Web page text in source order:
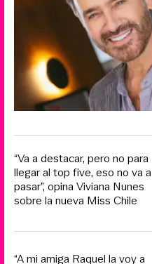
“Va a destacar, pero no para
llegar al top five, eso no va a
pasar”, opina Viviana Nunes
sobre la nueva Miss Chile
“A mi amiga Raquel la voy a